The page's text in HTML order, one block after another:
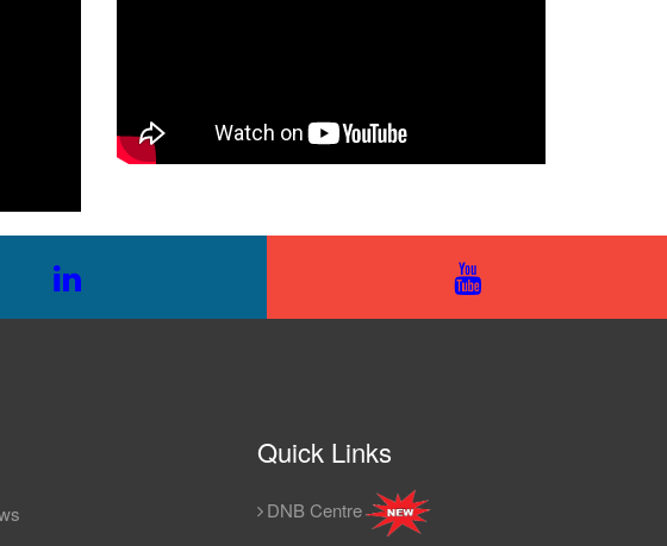
Quick Links
DNB Centre